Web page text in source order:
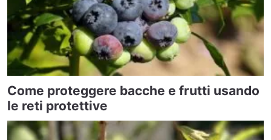
Come proteggere bacche e frutti usando
le reti protettive